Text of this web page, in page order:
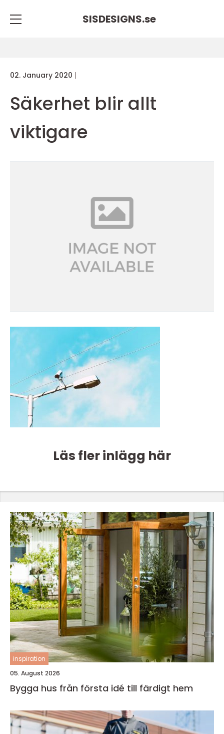
SISDESIGNS.se
02. January 2020
Säkerhet blir allt
viktigare
Läs fler inlägg här
inspiration
05. August 2026
Bygga hus från första idé till färdigt hem